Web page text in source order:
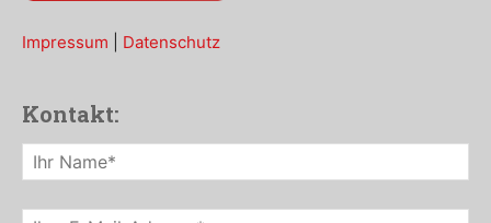
Impressum Datenschutz
Kontakt: